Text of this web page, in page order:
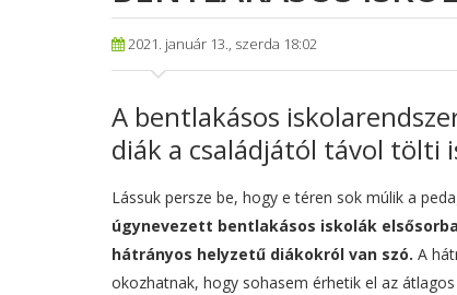
2021. január 13., szerda 18:02
A bentlakásos
diák a családjától távol tölti
Lássuk persze be, hogy e téren sok múlik a
úgynevezett bentlakásos iskolák
hátrányos helyzetű diákokról van szó. A
okozhatnak, hogy sohasem érhetik el az